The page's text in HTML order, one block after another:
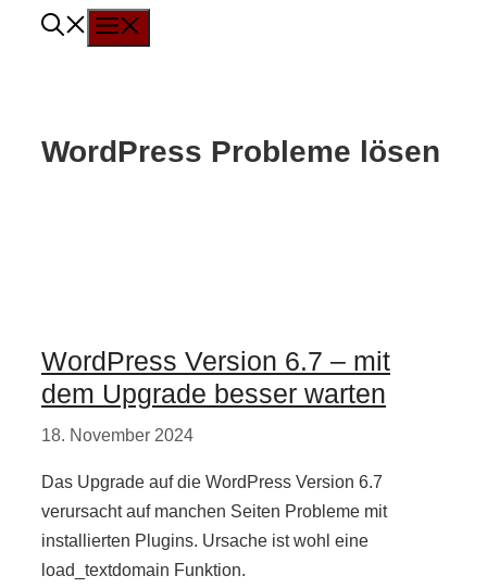
Zum
WordPress Probleme lösen
WordPress Version 6.7 – mit
dem Upgrade besser warten
18. November 2024
Das Upgrade auf die WordPress Version 6.7
verursacht auf manchen Seiten Probleme mit
installierten Plugins. Ursache ist wohl eine
load_textdomain Funktion.